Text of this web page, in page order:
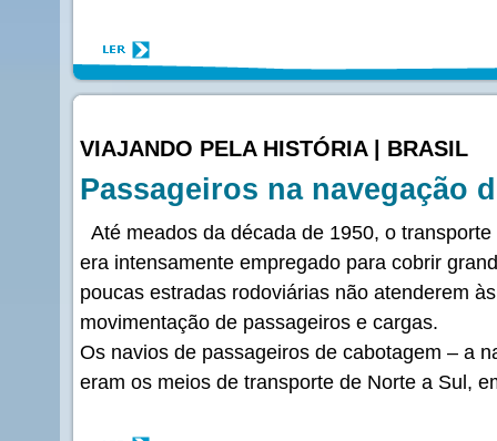
VIAJANDO PELA HISTÓRIA | BRASIL
Passageiros na navegação
Até meados da década de 1950, o
era intensamente empregado para cobrir
poucas estradas rodoviárias não atenderem
movimentação de passageiros e cargas.
Os navios de passageiros de cabotagem – a
eram os meios de transporte de Norte a Sul,